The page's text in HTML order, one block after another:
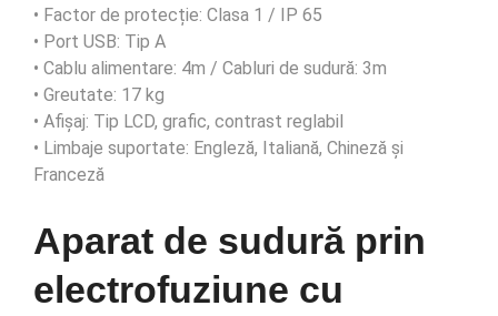
• Factor de protecție: Clasa 1 / IP 65
• Port USB: Tip A
• Cablu alimentare: 4m / Cabluri de sudură: 3m
• Greutate: 17 kg
• Afișaj: Tip LCD, grafic, contrast reglabil
• Limbaje suportate: Engleză, Italiană, Chineză și
Franceză
Aparat de sudură prin
electrofuziune cu